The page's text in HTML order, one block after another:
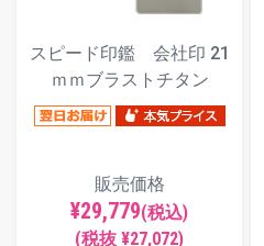
スピード印鑑 会社印 21
ｍｍブラストチタン
販売価格
¥29,779(税込)
(税抜 ¥27,072)